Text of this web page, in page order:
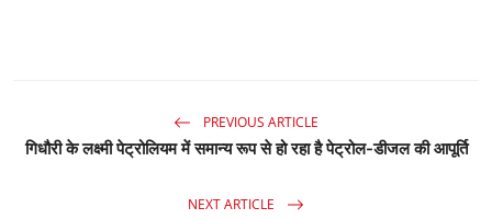
PREVIOUS ARTICLE
गिधौरी के लक्ष्मी पेट्रोलियम में समान्य रूप से हो रहा है पेट्रोल-डीजल की आपूर्ति
NEXT ARTICLE